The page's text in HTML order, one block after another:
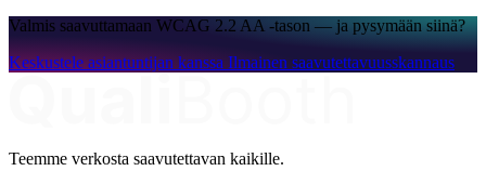
Valmis saavuttamaan WCAG 2.2 AA -tason — ja pysymään siinä?
Keskustele asiantuntijan kanssa Ilmainen saavutettavuusskannaus
Teemme verkosta saavutettavan kaikille.